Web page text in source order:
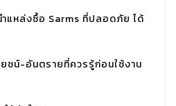
ำแหล่งซื้อ Sarms ที่ปลอดภัย ได้
ยชน์-อันตรายที่ควรรู้ก่อนใช้งาน